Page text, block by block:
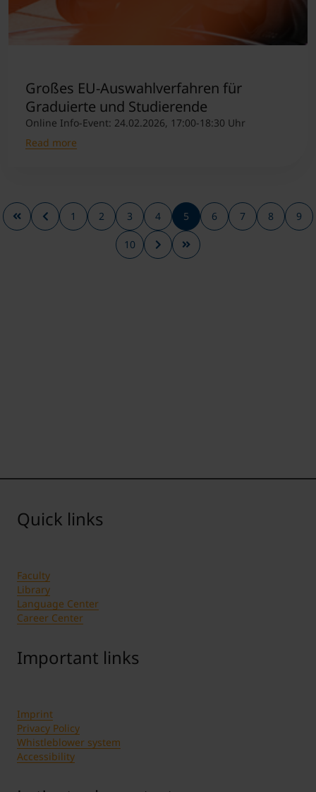
Großes EU-Auswahlverfahren für
Graduierte und Studierende
Online Info-Event: 24.02.2026, 17:00-18:30 Uhr
Read more
1 2 3 4 5 6 7 8 9
10
Quick links
Faculty
Library
Language Center
Career Center
Important links
Imprint
Privacy Policy
Whistleblower system
Accessibility